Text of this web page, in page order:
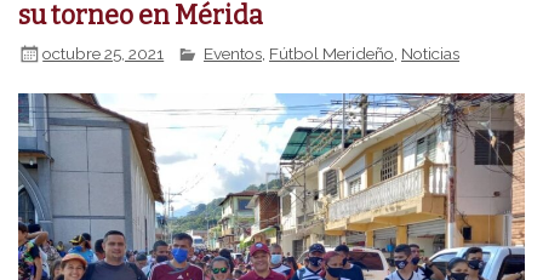
su torneo en Mérida
octubre 25, 2021 Eventos Fútbol Merideño Noticias